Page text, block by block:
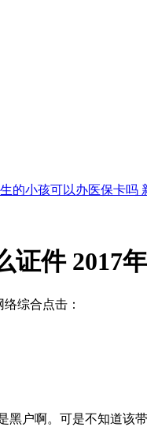
的小孩可以办医保卡吗
证件 2017
络综合点击：
户啊。可是不知道该